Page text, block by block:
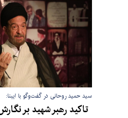
سید حمید روحانی در گفت‌وگو با ایبنا:
تاکید رهبر شهید بر